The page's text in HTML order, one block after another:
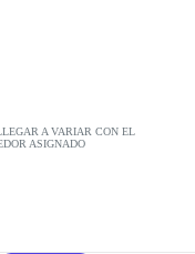
A VARIAR CON EL
ASIGNADO